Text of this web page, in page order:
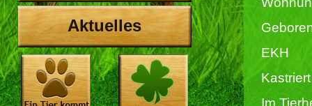
Aktuelles
EKH
Im